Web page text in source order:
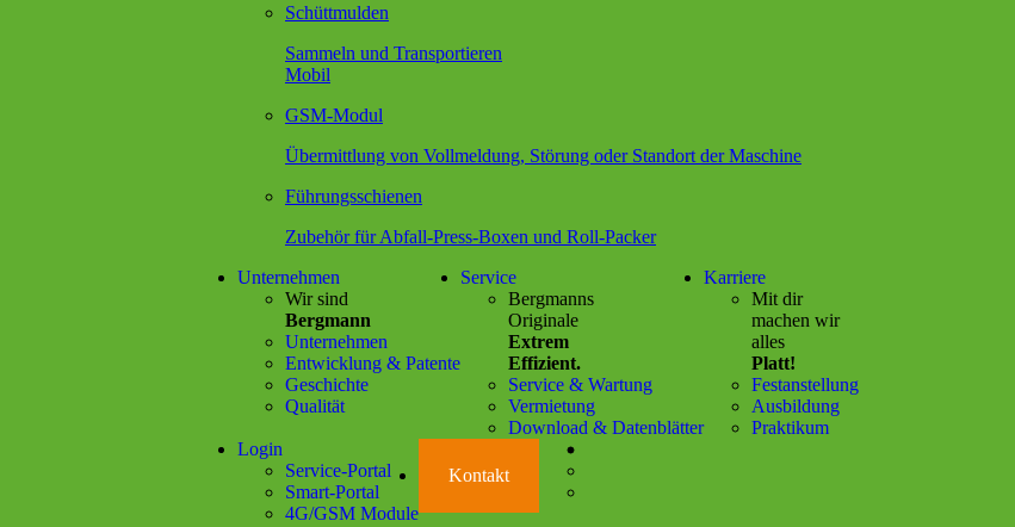
Schüttmulden
Sammeln und Transportieren
Mobil
GSM-Modul
Übermittlung von Vollmeldung, Störung oder Standort der Maschine
Führungsschienen
Zubehör für Abfall-Press-Boxen und Roll-Packer
Unternehmen
Wir sind
Bergmann
Unternehmen
Entwicklung & Patente
Geschichte
Qualität
Service
Bergmanns
Originale
Extrem
Effizient.
Service & Wartung
Vermietung
Download & Datenblätter
Karriere
Mit dir
machen wir
alles
Platt!
Festanstellung
Ausbildung
Praktikum
Login
Service-Portal
Smart-Portal
4G/GSM Module
Kontakt
Social Media Links